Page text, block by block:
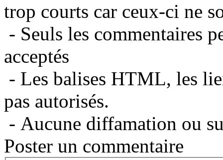
trop courts car ceux-ci ne
- Seuls les commentaires
acceptés
- Les balises HTML, les
pas autorisés.
- Aucune diffamation ou
Poster un commentaire